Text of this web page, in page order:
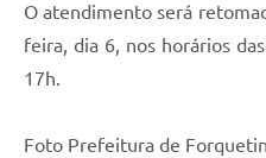
O atendimento será
feira, dia 6, nos horários
17h.
Foto Prefeitura de